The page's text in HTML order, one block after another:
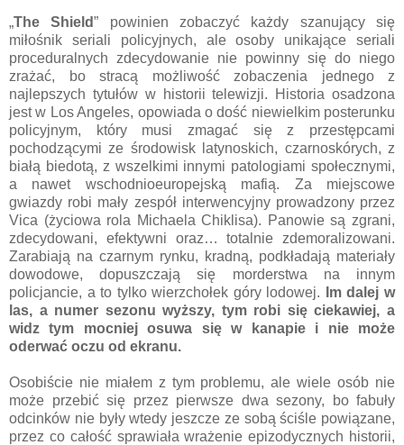
„The Shield” powinien zobaczyć każdy szanujący się
miłośnik seriali policyjnych, ale osoby unikające seriali
proceduralnych zdecydowanie nie powinny się do niego
zrażać, bo stracą możliwość zobaczenia jednego z
najlepszych tytułów w historii telewizji. Historia osadzona
jest w Los Angeles, opowiada o dość niewielkim posterunku
policyjnym, który musi zmagać się z przestępcami
pochodzącymi ze środowisk latynoskich, czarnoskórych, z
białą biedotą, z wszelkimi innymi patologiami społecznymi,
a nawet wschodnioeuropejską mafią. Za miejscowe
gwiazdy robi mały zespół interwencyjny prowadzony przez
Vica (życiowa rola Michaela Chiklisa). Panowie są zgrani,
zdecydowani, efektywni oraz… totalnie zdemoralizowani.
Zarabiają na czarnym rynku, kradną, podkładają materiały
dowodowe, dopuszczają się morderstwa na innym
policjancie, a to tylko wierzchołek góry lodowej.
Im dalej w
las, a numer sezonu wyższy, tym robi się ciekawiej, a
widz tym mocniej osuwa się w kanapie i nie może
oderwać oczu od ekranu.
Osobiście nie miałem z tym problemu, ale wiele osób nie
może przebić się przez pierwsze dwa sezony, bo fabuły
odcinków nie były wtedy jeszcze ze sobą ściśle powiązane,
przez co całość sprawiała wrażenie epizodycznych historii,